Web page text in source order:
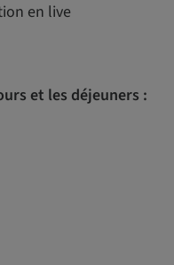
en live
et les déjeuners :